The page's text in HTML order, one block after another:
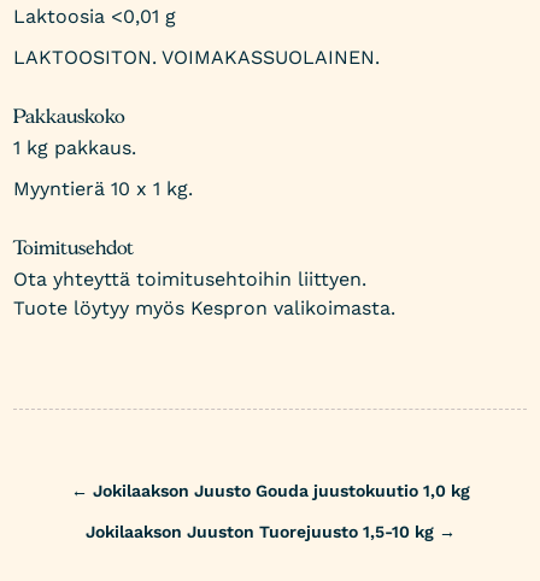
Laktoosia <0,01 g
LAKTOOSITON. VOIMAKASSUOLAINEN.
Pakkauskoko
1 kg pakkaus.
Myyntierä 10 x 1 kg.
Toimitusehdot
Ota yhteyttä toimitusehtoihin liittyen.
Tuote löytyy myös Kespron valikoimasta.
navigation
← Jokilaakson Juusto Gouda juustokuutio 1,0 kg
Jokilaakson Juuston Tuorejuusto 1,5-10 kg →